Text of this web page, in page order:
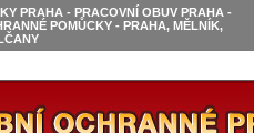
PRAHA - PRACOVNÍ OBUV PRAHA -
POMŮCKY - PRAHA, MĚLNÍK,